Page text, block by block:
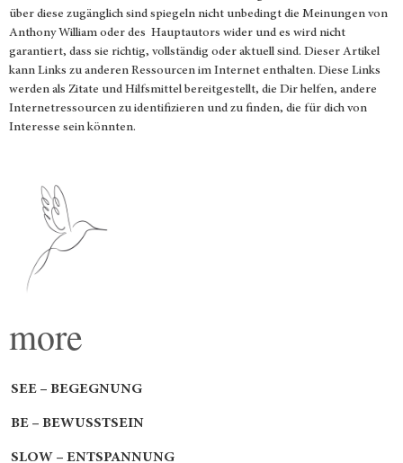
über diese zugänglich sind spiegeln nicht unbedingt die Meinungen von
Anthony William oder des Hauptautors wider und es wird nicht
garantiert, dass sie richtig, vollständig oder aktuell sind. Dieser Artikel
kann Links zu anderen Ressourcen im Internet enthalten. Diese Links
werden als Zitate und Hilfsmittel bereitgestellt, die Dir helfen, andere
Internetressourcen zu identifizieren und zu finden, die für dich von
Interesse sein könnten.
more
SEE – BEGEGNUNG
BE – BEWUSSTSEIN
SLOW – ENTSPANNUNG